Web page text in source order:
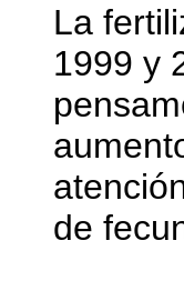
La
1999 y
de